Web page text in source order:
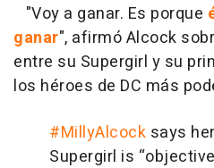
"Voy a ganar. Es porque
ganar", afirmó Alcock
entre su Supergirl y su
los héroes de DC más
#MillyAlcock says
Supergirl is